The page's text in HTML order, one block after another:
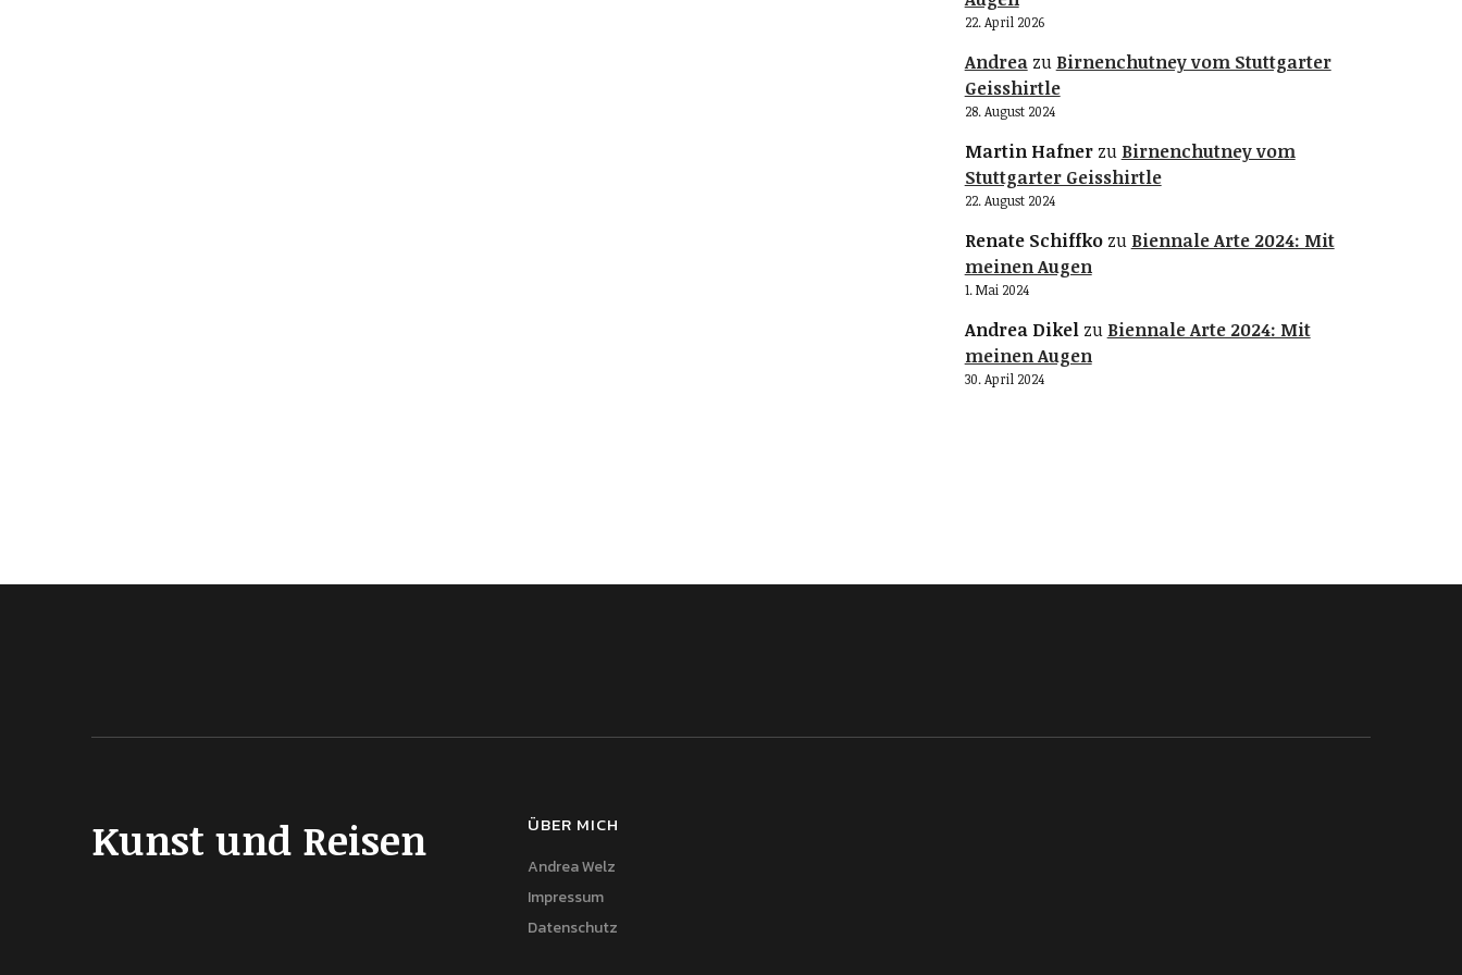
22. April 2026
Andreazu Birnenchutney vom Stuttgarter
Geisshirtle
28. August 2024
Martin Hafnerzu Birnenchutney vom
Stuttgarter Geisshirtle
22. August 2024
Renate Schiffkozu Biennale Arte 2024: Mit
meinen Augen
1. Mai 2024
Andrea Dikelzu Biennale Arte 2024: Mit
meinen Augen
30. April 2024
Kunst und Reisen ÜBER MICH
Andrea Welz
Impressum
Datenschutz